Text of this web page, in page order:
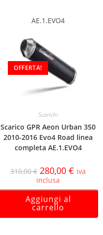
AE.1.EVO4
OFFERTA!
Scarichi
Scarico GPR Aeon Urban 350
2010-2016 Evo4 Road linea
completa AE.1.EVO4
310,00€ 280,00 € iva
inclusa
Aggiungi al
carrello